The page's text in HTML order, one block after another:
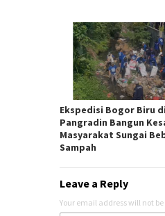
Ekspedisi Bogor Biru di
Pangradin Bangun
Masyarakat Sungai
Sampah
Leave a Reply
Your email address will not